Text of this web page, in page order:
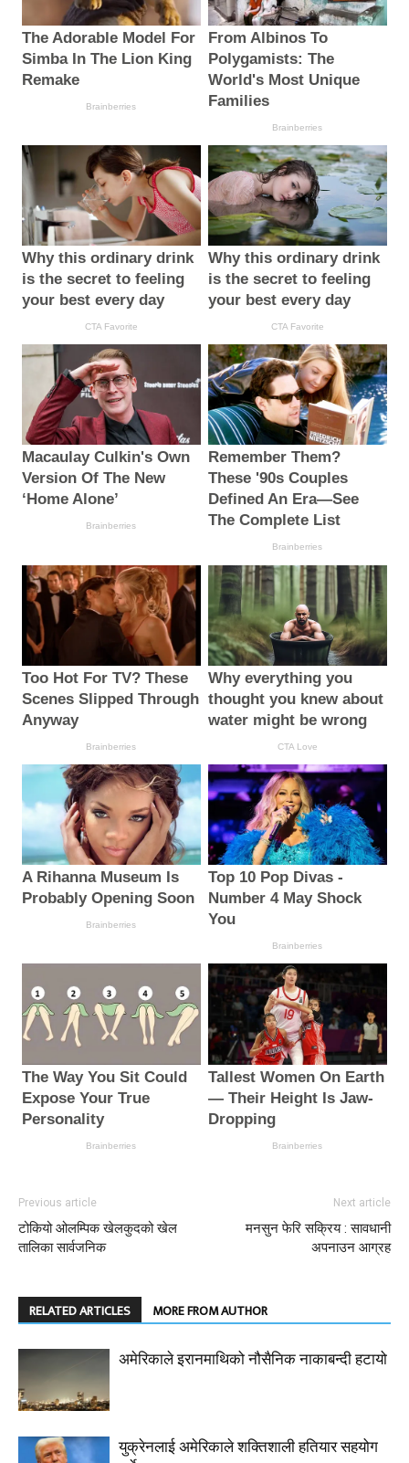
Previous article
टोकियो ओलम्पिक खेलकुदको खेल
तालिका सार्वजनिक
Next article
मनसुन फेरि सक्रिय : सावधानी
अपनाउन आग्रह
RELATED ARTICLES MORE FROM AUTHOR
अमेरिकाले इरानमाथिको नौसैनिक नाकाबन्दी हटायो
युक्रेनलाई अमेरिकाले शक्तिशाली हतियार सहयोग